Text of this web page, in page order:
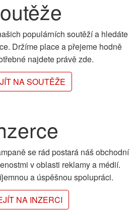
populárních soutěží a hledáte
Držíme place a přejeme hodně
najdete právě zde.
NA SOUTĚŽE
se rád postará náš obchodní
v oblasti reklamy a médií.
a úspěšnou spolupráci.
NA INZERCI